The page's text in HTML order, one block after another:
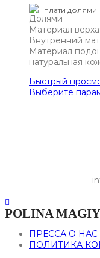
плати долями
Материал
Внутренний
Материал
натуральная
Быстрый
Выберите
POLINA MAGIY
ПРЕССА О НАС
ПОЛИТИКА